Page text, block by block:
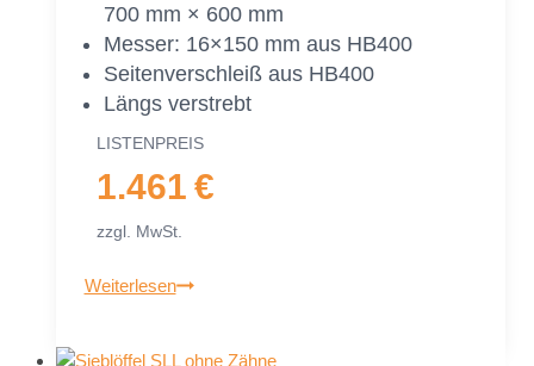
700 mm × 600 mm
Mes­ser: 16×150 mm aus HB400
Sei­ten­ver­schleiß aus HB400
Längs ver­strebt
LIS­TEN­PREIS
1.461 €
zzgl. MwSt.
WeiterlesenSieb­